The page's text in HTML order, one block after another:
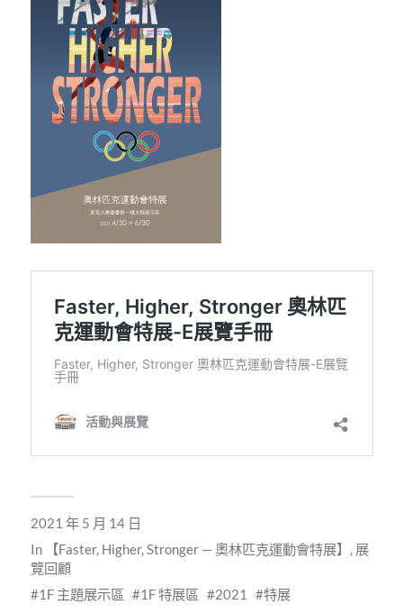
2021 年 5 月 14 日
In
【Faster, Higher, Stronger — 奧林匹克運動會特展】 , 展
覽回顧
1F 主題展示區
1F 特展區 2021 特展